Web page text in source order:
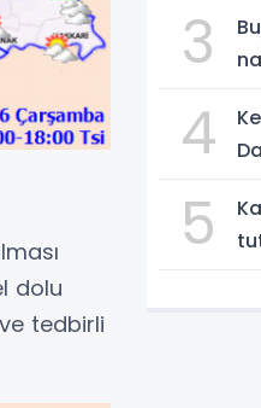
dolu
tedbirli
3
4
5